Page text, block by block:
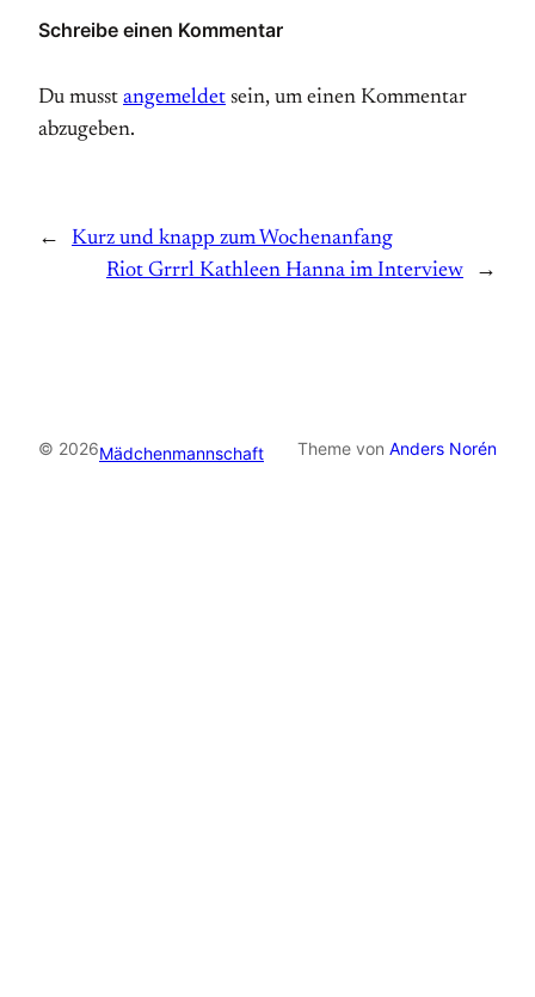
Schreibe einen Kommentar
Du musst angemeldet sein, um einen Kommentar
abzugeben.
←
Kurz und knapp zum Wochenanfang
Riot Grrrl Kathleen Hanna im Interview
→
© 2026Mädchenmannschaft Theme von Anders Norén